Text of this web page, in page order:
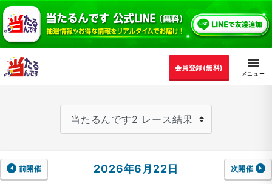
会員登録(無料)
前開催 2026年6月22日 次開催